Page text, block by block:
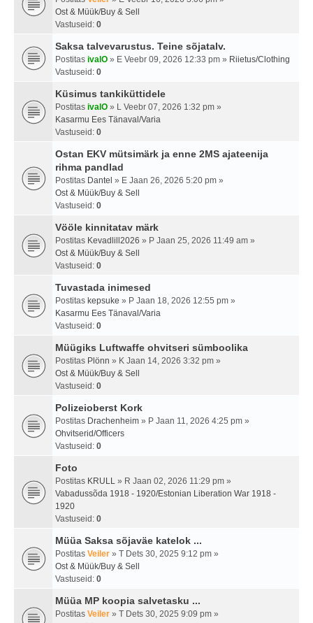
Ost & Müük/Buy & Sell
Vastuseid: 0
Saksa talvevarustus. Teine sõjatalv.
Postitas ivalO » E Veebr 09, 2026 12:33 pm » Riietus/Clothing
Vastuseid: 0
Küsimus tankiküttidele
Postitas ivalO » L Veebr 07, 2026 1:32 pm »
Kasarmu Ees Tänaval/Varia
Vastuseid: 0
Ostan EKV mütsimärk ja enne 2MS ajateenija
rihma pandlad
Postitas Dantel » E Jaan 26, 2026 5:20 pm »
Ost & Müük/Buy & Sell
Vastuseid: 0
Vööle kinnitatav märk
Postitas Kevadlill2026 » P Jaan 25, 2026 11:49 am »
Ost & Müük/Buy & Sell
Vastuseid: 0
Tuvastada inimesed
Postitas kepsuke » P Jaan 18, 2026 12:55 pm »
Kasarmu Ees Tänaval/Varia
Vastuseid: 0
Müügiks Luftwaffe ohvitseri sümboolika
Postitas Plönn » K Jaan 14, 2026 3:32 pm »
Ost & Müük/Buy & Sell
Vastuseid: 0
Polizeioberst Kork
Postitas Drachenheim » P Jaan 11, 2026 4:25 pm »
Ohvitserid/Officers
Vastuseid: 0
Foto
Postitas KRULL » R Jaan 02, 2026 11:29 pm »
Vabadussõda 1918 - 1920/Estonian Liberation War 1918 -
1920
Vastuseid: 0
Müüa Saksa sõjaväe katelok ...
Postitas Veiler » T Dets 30, 2025 9:12 pm »
Ost & Müük/Buy & Sell
Vastuseid: 0
Müüa MP koopia salvetasku ...
Postitas Veiler » T Dets 30, 2025 9:09 pm »